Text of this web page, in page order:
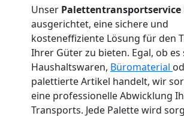
Unser Palettentransportservice
ausgerichtet, eine sichere und
kosteneffiziente Lösung für den
Ihrer Güter zu bieten. Egal, ob es
Haushaltswaren, Büromaterial
palettierte Artikel handelt, wir
eine professionelle Abwicklung
Transports. Jede Palette wird
Umzug